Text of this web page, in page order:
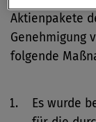
Aktienpakete
Genehmigung
folgende
Es wurde